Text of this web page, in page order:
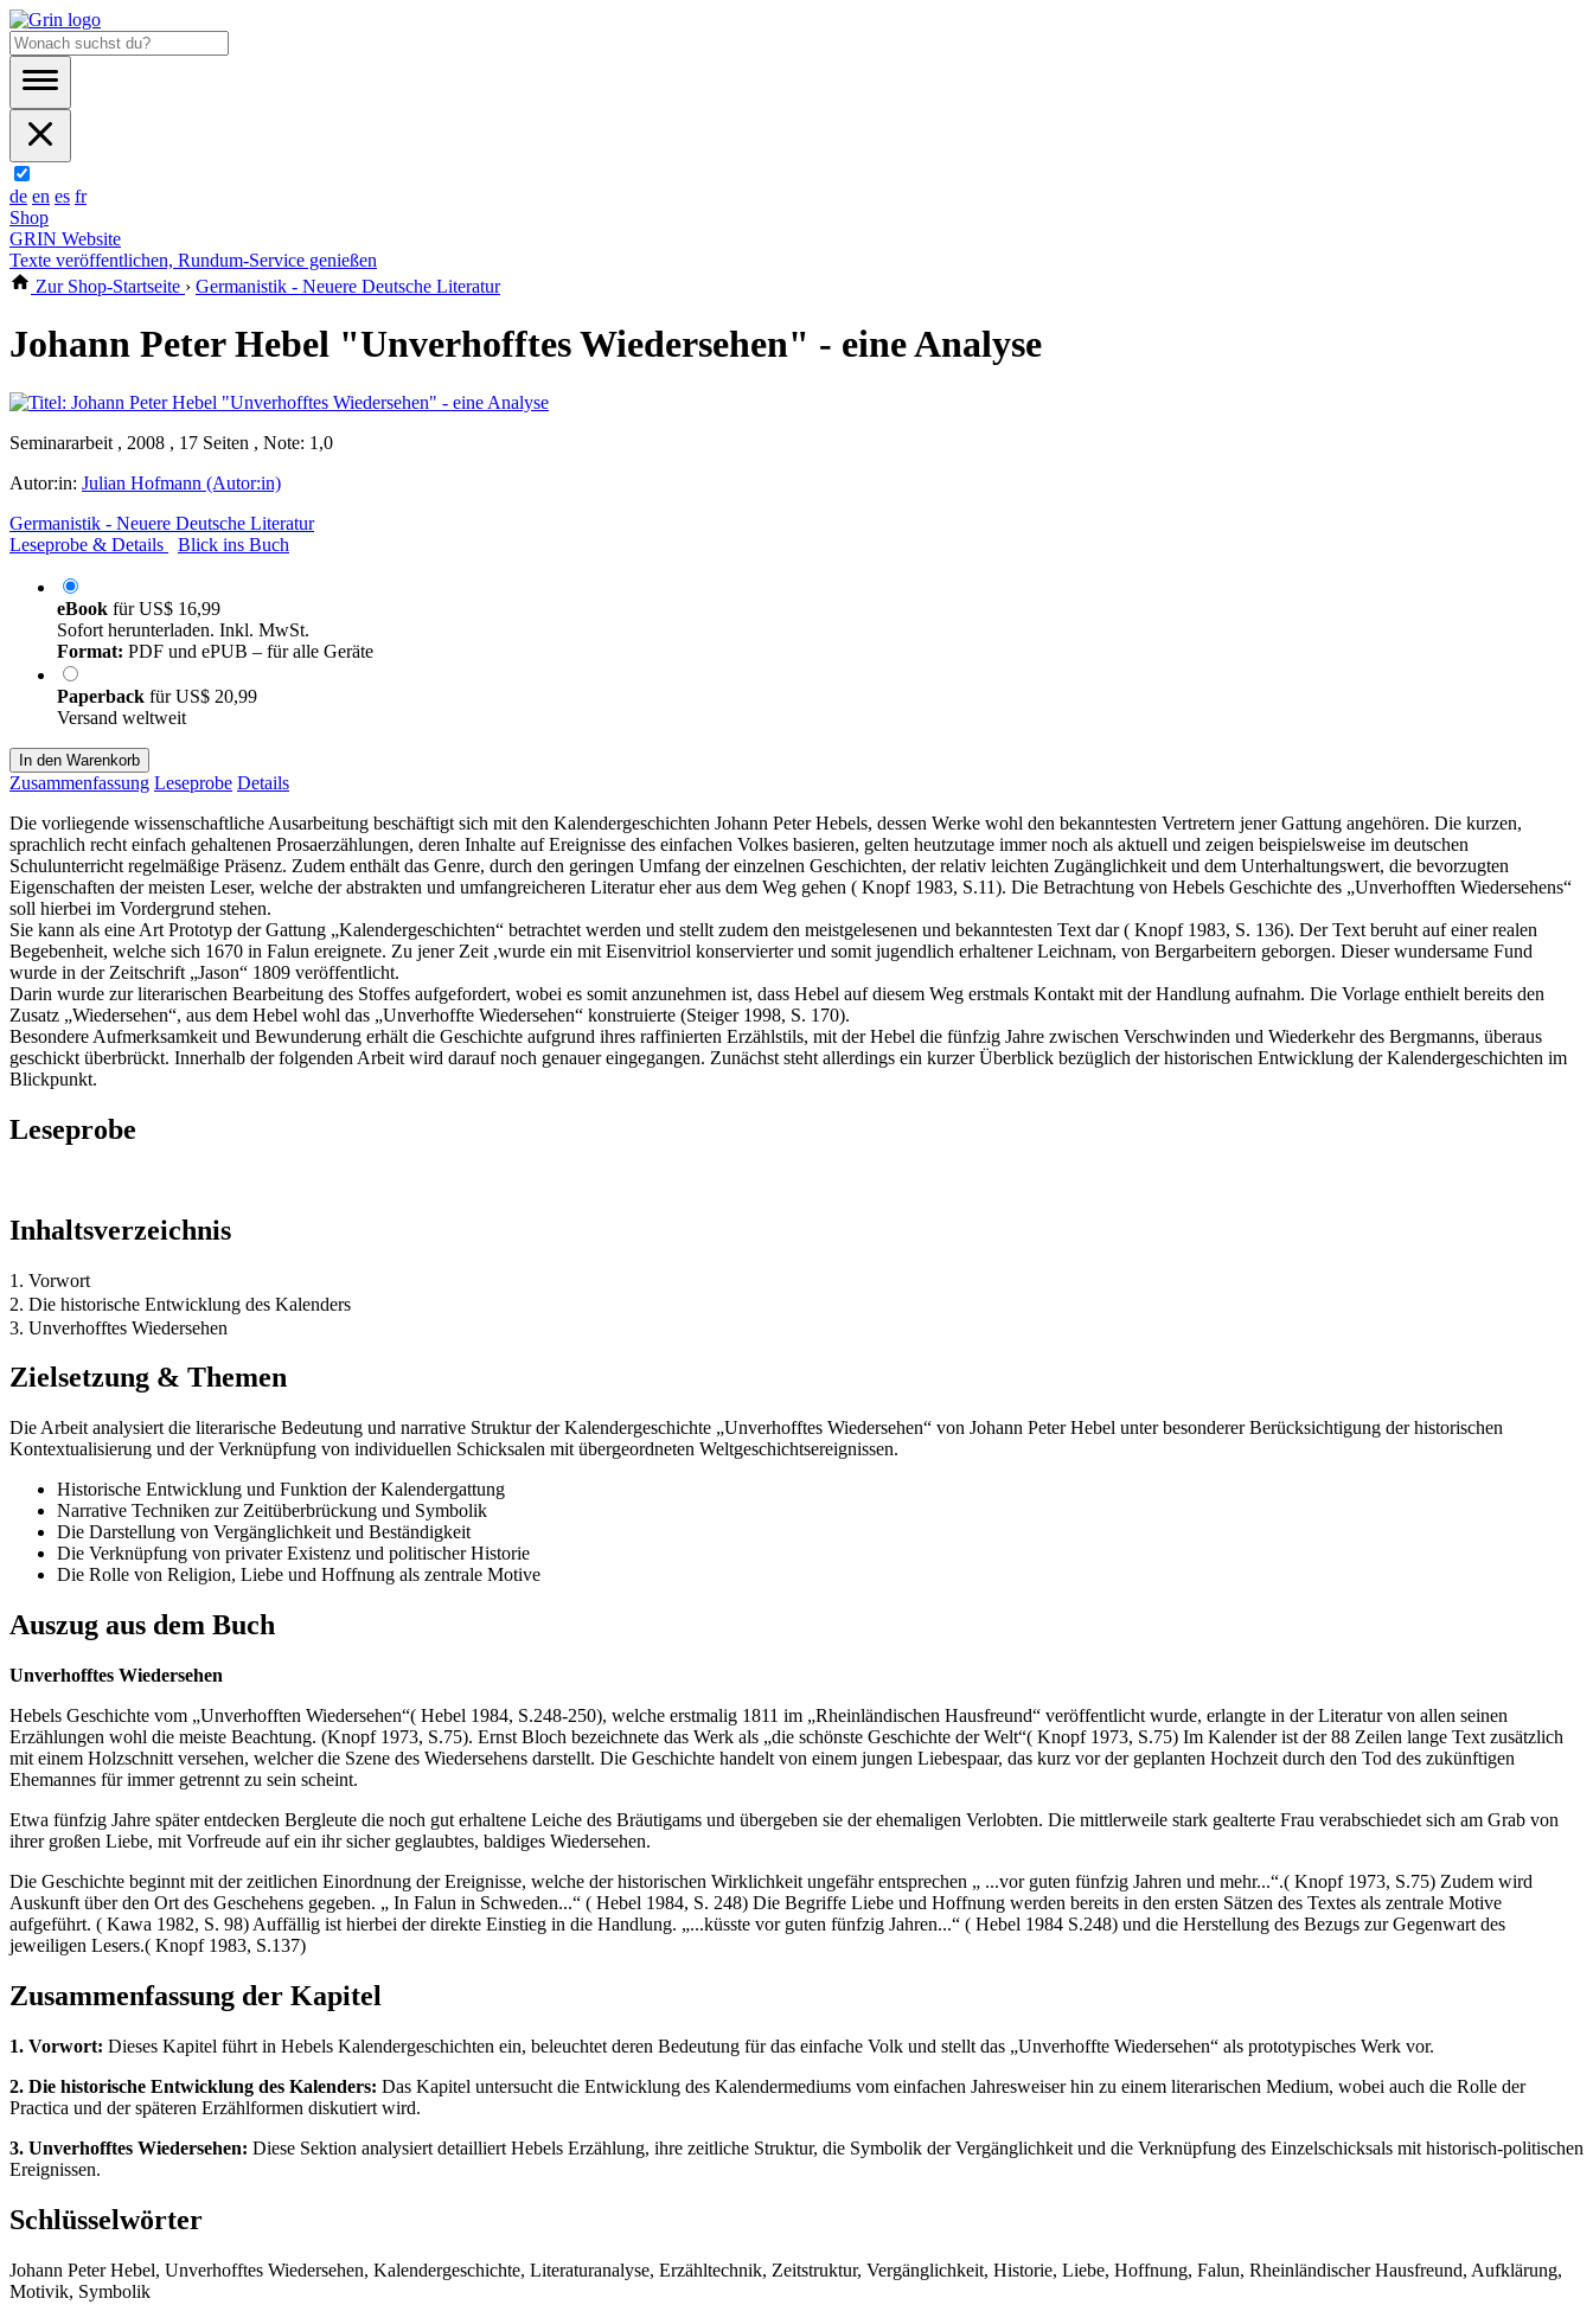
de en es fr
Shop
GRIN Website
Texte veröffentlichen, Rundum-Service genießen
Zur Shop-Startseite › Germanistik - Neuere Deutsche Literatur
Johann Peter Hebel "Unverhofftes Wiedersehen" - eine Analyse
Seminararbeit , 2008 , 17 Seiten , Note: 1,0
Autor:in: Julian Hofmann (Autor:in)
Germanistik - Neuere Deutsche Literatur
Leseprobe & Details
Blick ins Buch
eBook fürUS$ 16,99
Sofort herunterladen. Inkl. MwSt.
Format: PDF und ePUB – für alle Geräte
Paperback fürUS$ 20,99
Versand weltweit
In den Warenkorb
Zusammenfassung Leseprobe Details
Die vorliegende wissenschaftliche Ausarbeitung beschäftigt sich mit den Kalendergeschichten Johann Peter Hebels, dessen Werke wohl den bekanntesten Vertretern jener Gattung angehören. Die kurzen,
sprachlich recht einfach gehaltenen Prosaerzählungen, deren Inhalte auf Ereignisse des einfachen Volkes basieren, gelten heutzutage immer noch als aktuell und zeigen beispielsweise im deutschen
Schulunterricht regelmäßige Präsenz. Zudem enthält das Genre, durch den geringen Umfang der einzelnen Geschichten, der relativ leichten Zugänglichkeit und dem Unterhaltungswert, die bevorzugten
Eigenschaften der meisten Leser, welche der abstrakten und umfangreicheren Literatur eher aus dem Weg gehen ( Knopf 1983, S.11). Die Betrachtung von Hebels Geschichte des „Unverhofften Wiedersehens“
soll hierbei im Vordergrund stehen.
Sie kann als eine Art Prototyp der Gattung „Kalendergeschichten“ betrachtet werden und stellt zudem den meistgelesenen und bekanntesten Text dar ( Knopf 1983, S. 136). Der Text beruht auf einer realen
Begebenheit, welche sich 1670 in Falun ereignete. Zu jener Zeit ,wurde ein mit Eisenvitriol konservierter und somit jugendlich erhaltener Leichnam, von Bergarbeitern geborgen. Dieser wundersame Fund
wurde in der Zeitschrift „Jason“ 1809 veröffentlicht.
Darin wurde zur literarischen Bearbeitung des Stoffes aufgefordert, wobei es somit anzunehmen ist, dass Hebel auf diesem Weg erstmals Kontakt mit der Handlung aufnahm. Die Vorlage enthielt bereits den
Zusatz „Wiedersehen“, aus dem Hebel wohl das „Unverhoffte Wiedersehen“ konstruierte (Steiger 1998, S. 170).
Besondere Aufmerksamkeit und Bewunderung erhält die Geschichte aufgrund ihres raffinierten Erzählstils, mit der Hebel die fünfzig Jahre zwischen Verschwinden und Wiederkehr des Bergmanns, überaus
geschickt überbrückt. Innerhalb der folgenden Arbeit wird darauf noch genauer eingegangen. Zunächst steht allerdings ein kurzer Überblick bezüglich der historischen Entwicklung der Kalendergeschichten im
Blickpunkt.
Leseprobe
Inhaltsverzeichnis
1. Vorwort
2. Die historische Entwicklung des Kalenders
3. Unverhofftes Wiedersehen
Zielsetzung & Themen
Die Arbeit analysiert die literarische Bedeutung und narrative Struktur der Kalendergeschichte „Unverhofftes Wiedersehen“ von Johann Peter Hebel unter besonderer Berücksichtigung der historischen
Kontextualisierung und der Verknüpfung von individuellen Schicksalen mit übergeordneten Weltgeschichtsereignissen.
Historische Entwicklung und Funktion der Kalendergattung
Narrative Techniken zur Zeitüberbrückung und Symbolik
Die Darstellung von Vergänglichkeit und Beständigkeit
Die Verknüpfung von privater Existenz und politischer Historie
Die Rolle von Religion, Liebe und Hoffnung als zentrale Motive
Auszug aus dem Buch
Unverhofftes Wiedersehen
Hebels Geschichte vom „Unverhofften Wiedersehen“( Hebel 1984, S.248-250), welche erstmalig 1811 im „Rheinländischen Hausfreund“ veröffentlicht wurde, erlangte in der Literatur von allen seinen
Erzählungen wohl die meiste Beachtung. (Knopf 1973, S.75). Ernst Bloch bezeichnete das Werk als „die schönste Geschichte der Welt“( Knopf 1973, S.75) Im Kalender ist der 88 Zeilen lange Text zusätzlich
mit einem Holzschnitt versehen, welcher die Szene des Wiedersehens darstellt. Die Geschichte handelt von einem jungen Liebespaar, das kurz vor der geplanten Hochzeit durch den Tod des zukünftigen
Ehemannes für immer getrennt zu sein scheint.
Etwa fünfzig Jahre später entdecken Bergleute die noch gut erhaltene Leiche des Bräutigams und übergeben sie der ehemaligen Verlobten. Die mittlerweile stark gealterte Frau verabschiedet sich am Grab von
ihrer großen Liebe, mit Vorfreude auf ein ihr sicher geglaubtes, baldiges Wiedersehen.
Die Geschichte beginnt mit der zeitlichen Einordnung der Ereignisse, welche der historischen Wirklichkeit ungefähr entsprechen „ ...vor guten fünfzig Jahren und mehr...“.( Knopf 1973, S.75) Zudem wird
Auskunft über den Ort des Geschehens gegeben. „ In Falun in Schweden...“ ( Hebel 1984, S. 248) Die Begriffe Liebe und Hoffnung werden bereits in den ersten Sätzen des Textes als zentrale Motive
aufgeführt. ( Kawa 1982, S. 98) Auffällig ist hierbei der direkte Einstieg in die Handlung. „...küsste vor guten fünfzig Jahren...“ ( Hebel 1984 S.248) und die Herstellung des Bezugs zur Gegenwart des
jeweiligen Lesers.( Knopf 1983, S.137)
Zusammenfassung der Kapitel
1. Vorwort: Dieses Kapitel führt in Hebels Kalendergeschichten ein, beleuchtet deren Bedeutung für das einfache Volk und stellt das „Unverhoffte Wiedersehen“ als prototypisches Werk vor.
2. Die historische Entwicklung des Kalenders: Das Kapitel untersucht die Entwicklung des Kalendermediums vom einfachen Jahresweiser hin zu einem literarischen Medium, wobei auch die Rolle der
Practica und der späteren Erzählformen diskutiert wird.
3. Unverhofftes Wiedersehen: Diese Sektion analysiert detailliert Hebels Erzählung, ihre zeitliche Struktur, die Symbolik der Vergänglichkeit und die Verknüpfung des Einzelschicksals mit historisch-politischen
Ereignissen.
Schlüsselwörter
Johann Peter Hebel, Unverhofftes Wiedersehen, Kalendergeschichte, Literaturanalyse, Erzähltechnik, Zeitstruktur, Vergänglichkeit, Historie, Liebe, Hoffnung, Falun, Rheinländischer Hausfreund, Aufklärung,
Motivik, Symbolik